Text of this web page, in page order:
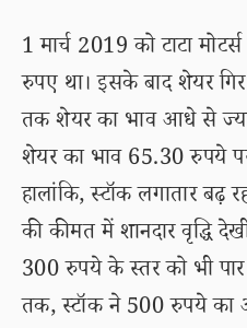
1 मार्च 2019 को टाटा
रुपए था। इसके बाद शेयर
तक शेयर का भाव आधे से
शेयर का भाव 65.30 रुपये
हालांकि, स्टॉक लगातार बढ़
की कीमत में शानदार वृद्धि
300 रुपये के स्तर को भी
तक, स्टॉक ने 500 रुपये का